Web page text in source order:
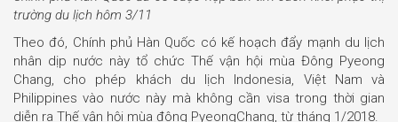
trường du lịch hôm 3/11
Theo đó, Chính phủ Hàn Quốc có kế hoạch đẩy mạnh du lịch
nhân dịp nước này tổ chức Thế vận hội mùa Đông Pyeong
Chang, cho phép khách du lịch Indonesia, Việt Nam và
Philippines vào nước này mà không cần visa trong thời gian
diễn ra Thế vận hội mùa đông PyeongChang, từ tháng 1/2018.